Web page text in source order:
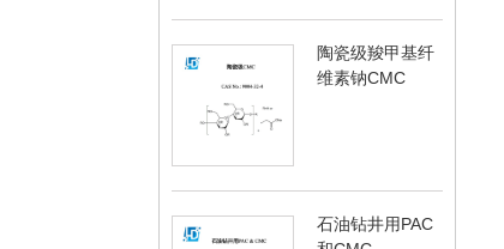
陶瓷级羧甲基纤
维素钠CMC
石油钻井用PAC